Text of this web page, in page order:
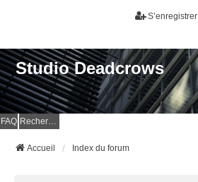
S’enregistrer
Studio Deadcrows
FAQ Rechercher
Accueil Index du forum